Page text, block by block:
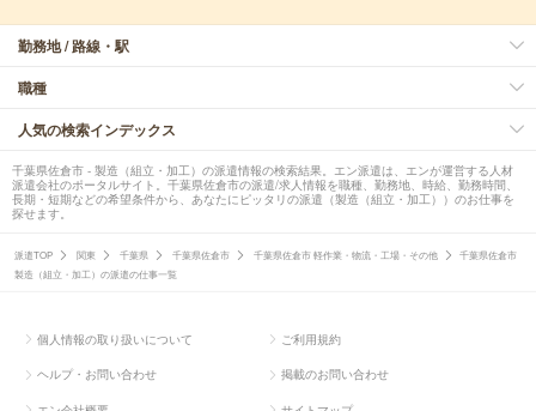
勤務地 / 路線・駅
職種
人気の検索インデックス
千葉県佐倉市 - 製造（組立・加工）の派遣情報の検索結果。エン派遣は、エンが運営する人材
派遣会社のポータルサイト。千葉県佐倉市の派遣/求人情報を職種、勤務地、時給、勤務時間、
長期・短期などの希望条件から、あなたにピッタリの派遣（製造（組立・加工））のお仕事を
探せます。
派遣TOP 関東 千葉県 千葉県佐倉市 千葉県佐倉市 軽作業・物流・工場・その他
千葉県佐倉市
製造（組立・加工）の派遣の仕事一覧
個人情報の取り扱いについて ご利用規約
ヘルプ・お問い合わせ 掲載のお問い合わせ